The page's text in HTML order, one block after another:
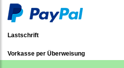
Lastschrift
Vorkasse per Überweisung